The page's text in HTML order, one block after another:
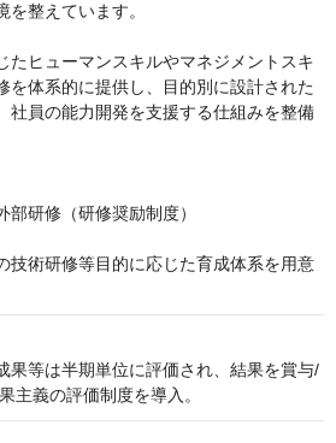
整えています。
たヒューマンスキルやマネジメントスキ
を体系的に提供し、目的別に設計された
社員の能力開発を支援する仕組みを整備
研修（研修奨励制度）
術研修等目的に応じた育成体系を用意
果等は半期単位に評価され、結果を賞与/
主義の評価制度を導入。